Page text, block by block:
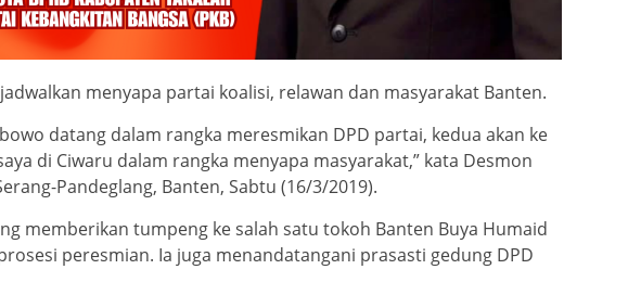
menyapa partai koalisi, relawan dan masyarakat Banten.
datang dalam rangka meresmikan DPD partai, kedua akan ke
di Ciwaru dalam rangka menyapa masyarakat,” kata Desmon
Pandeglang, Banten, Sabtu (16/3/2019).
memberikan tumpeng ke salah satu tokoh Banten Buya Humaid
peresmian. Ia juga menandatangani prasasti gedung DPD